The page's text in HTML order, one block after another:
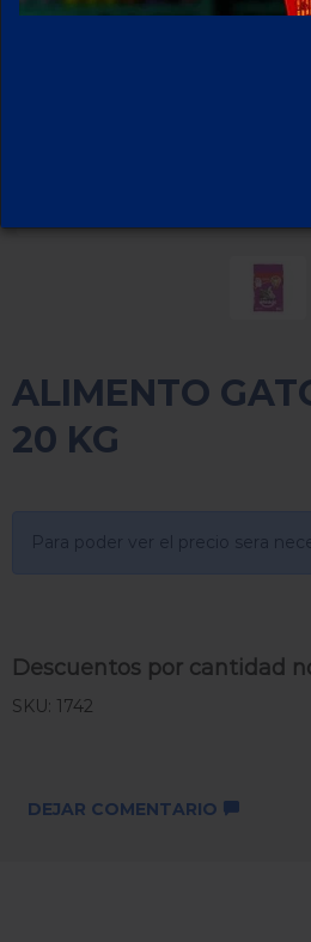
ALIMENTO
20 KG
Para poder ver el precio sera
Descuentos por cantidad
SKU: 1742
DEJAR COMENTARIO